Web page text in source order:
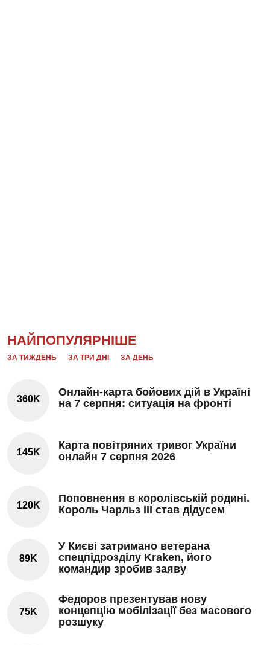
НАЙПОПУЛЯРНІШЕ
ЗА ТИЖДЕНЬ ЗА ТРИ ДНІ ЗА ДЕНЬ
360K
Онлайн-карта бойових дій в Україні
на 7 серпня: ситуація на фронті
145K
Карта повітряних тривог України
онлайн 7 серпня 2026
120K
Поповнення в королівській родині.
Король Чарльз III став дідусем
89K
У Києві затримано ветерана
спецпідрозділу Kraken, його
командир зробив заяву
75K
Федоров презентував нову
концепцію мобілізації без масового
розшуку